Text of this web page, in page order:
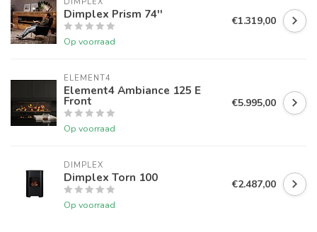
Dimplex Prism 74''
Op voorraad
€1.319,00
ELEMENT4
Element4 Ambiance 125 E
Front
Op voorraad
€5.995,00
DIMPLEX
Dimplex Torn 100
Op voorraad
€2.487,00